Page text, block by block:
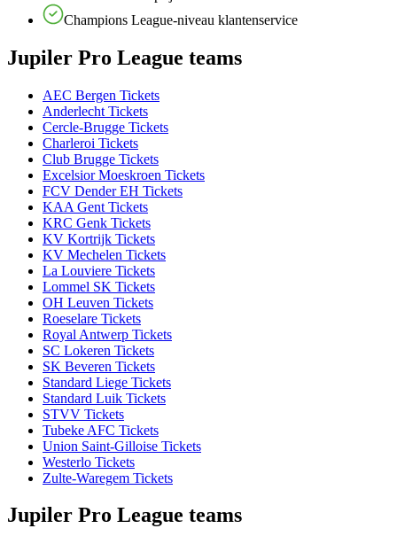
Champions League-niveau klantenservice
Jupiler Pro League teams
AEC Bergen Tickets
Anderlecht Tickets
Cercle-Brugge Tickets
Charleroi Tickets
Club Brugge Tickets
Excelsior Moeskroen Tickets
FCV Dender EH Tickets
KAA Gent Tickets
KRC Genk Tickets
KV Kortrijk Tickets
KV Mechelen Tickets
La Louviere Tickets
Lommel SK Tickets
OH Leuven Tickets
Roeselare Tickets
Royal Antwerp Tickets
SC Lokeren Tickets
SK Beveren Tickets
Standard Liege Tickets
Standard Luik Tickets
STVV Tickets
Tubeke AFC Tickets
Union Saint-Gilloise Tickets
Westerlo Tickets
Zulte-Waregem Tickets
Jupiler Pro League teams